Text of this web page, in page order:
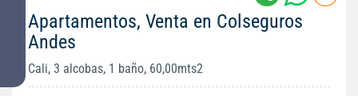
Apartamentos, Venta en Colseguros
Andes
Cali, 3 alcobas, 1 baño, 60,00mts2